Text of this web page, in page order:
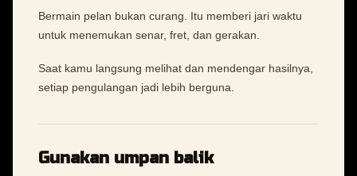
Bermain pelan bukan curang. Itu memberi jari waktu
untuk menemukan senar, fret, dan gerakan.
Saat kamu langsung melihat dan mendengar hasilnya,
setiap pengulangan jadi lebih berguna.
Gunakan umpan balik